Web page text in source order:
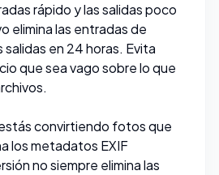
rápido y las salidas poco
elimina las entradas de
salidas en 24 horas. Evita
que sea vago sobre lo que
convirtiendo fotos que
los metadatos EXIF
no siempre elimina las